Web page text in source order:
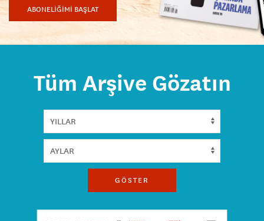
ABONELİĞİMİ BAŞLAT
Tüm Arşive Gözatın
GÖSTER